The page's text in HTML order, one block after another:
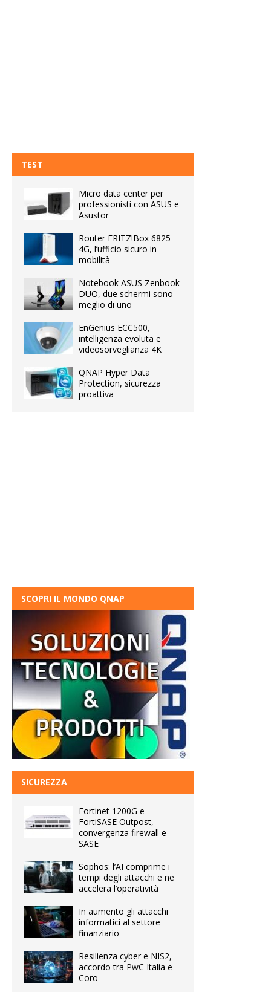
TEST
Micro data center per
professionisti con ASUS e
Asustor
Router FRITZ!Box 6825
4G, l’ufficio sicuro in
mobilità
Notebook ASUS Zenbook
DUO, due schermi sono
meglio di uno
EnGenius ECC500,
intelligenza evoluta e
videosorveglianza 4K
QNAP Hyper Data
Protection, sicurezza
proattiva
SCOPRI IL MONDO QNAP
SICUREZZA
Fortinet 1200G e
FortiSASE Outpost,
convergenza firewall e
SASE
Sophos: l’AI comprime i
tempi degli attacchi e ne
accelera l’operatività
In aumento gli attacchi
informatici al settore
finanziario
Resilienza cyber e NIS2,
accordo tra PwC Italia e
Coro